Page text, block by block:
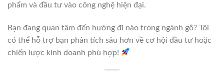
phẩm và đầu tư vào công nghệ hiện đại.
Bạn đang quan tâm đến hướng đi nào trong ngành gỗ? Tôi
có thể hỗ trợ bạn phân tích sâu hơn về cơ hội đầu tư hoặc
chiến lược kinh doanh phù hợp!